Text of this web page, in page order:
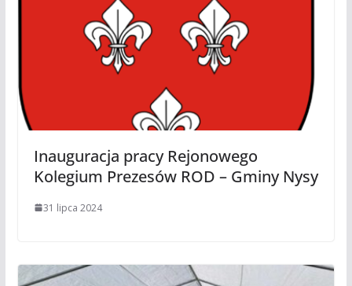
Inauguracja pracy Rejonowego
Kolegium Prezesów ROD – Gminy Nysy
31 lipca 2024